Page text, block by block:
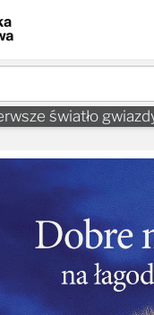
światło